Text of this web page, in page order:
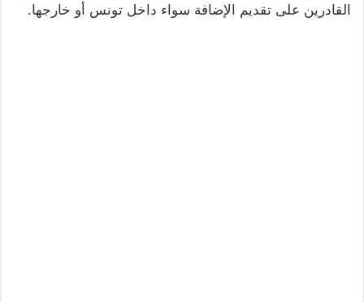
القادرين على تقديم الإضافة سواء داخل تونس أو خارجها.